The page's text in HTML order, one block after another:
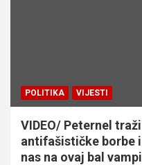
POLITIKA VIJESTI
VIDEO/ Peternel
antifašističke borbe
nas na ovaj bal